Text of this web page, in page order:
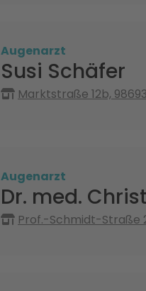
Augenarzt
Susi Schäfer
Marktstraße 12b,
Augenarzt
Dr. med.
Prof.-Schmidt-Straße